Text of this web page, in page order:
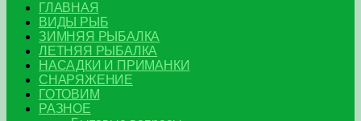
ГЛАВНАЯ
ВИДЫ РЫБ
ЗИМНЯЯ РЫБАЛКА
ЛЕТНЯЯ РЫБАЛКА
НАСАДКИ И ПРИМАНКИ
СНАРЯЖЕНИЕ
ГОТОВИМ
РАЗНОЕ